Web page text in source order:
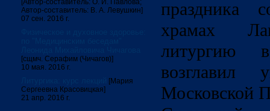
[Автор-составитель: О. И. Павлова;
Автор-составитель: В. А. Левушкин]
07 сен. 2016 г.
[сщмч. Серафим (Чичагов)]
10 мая. 2016 г.
[Мария
Сергеевна Красовицкая]
21 апр. 2016 г.
праздника
храмах
литургию
возглавил
Московской